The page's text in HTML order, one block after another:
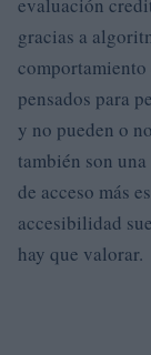
gracias a
comportamiento
pensados para
y no pueden o
también son
de acceso más
accesibilidad
hay que valorar.